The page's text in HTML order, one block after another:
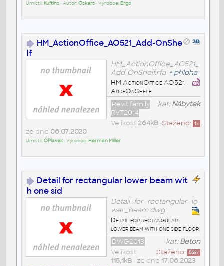
Umístil: Kuftins• Autor:Oskars• Výrobce: Ergo
HM_ActionOffice_AO521_Add-OnShe
lf
HM_ActionOffice_AO521_
Add-OnShelf.rfa + příloha
HM ActionOffice AO521
Add-OnShelf
kat:Nábytek
Revit family
RVT2014
Staženo: 1x
Velikost 264kB•
ze dne 06.07.2020
Umístil:OPlavek• Výrobce: Herman Miller
Detail for rectangular lower beam wit
h one sid
Detail_for_rectangular_lo
wer_beam.dwg
Detail for rectangular
lower beam with one side floor
kat:Beton
DWG2013
Staženo: 553x
Velikost
115,1kB• ze dne 17.06.2023